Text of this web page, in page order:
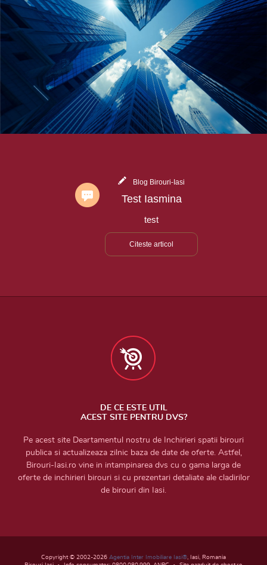
Blog Birouri-Iasi
Test Iasmina
test
Citeste articol
DE CE ESTE UTIL
ACEST SITE PENTRU DVS?
Pe acest site Deartamentul nostru de Inchirieri spatii birouri
publica si actualizeaza zilnic baza de date de oferte. Astfel,
Birouri-Iasi.ro vine in intampinarea dvs cu o gama larga de
oferte de inchirieri birouri si cu prezentari detaliate ale cladirilor
de birouri din Iasi.
Copyright © 2002-2026 Agentia Inter Imobiliare Iasi®, Iasi, Romania